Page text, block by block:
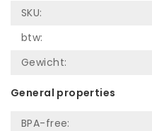
SKU:
btw:
Gewicht:
General properties
BPA-free: